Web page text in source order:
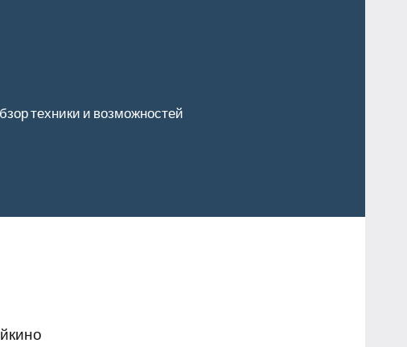
техники и возможностей